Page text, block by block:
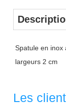
Spatule en inox
largeurs 2 cm
Les